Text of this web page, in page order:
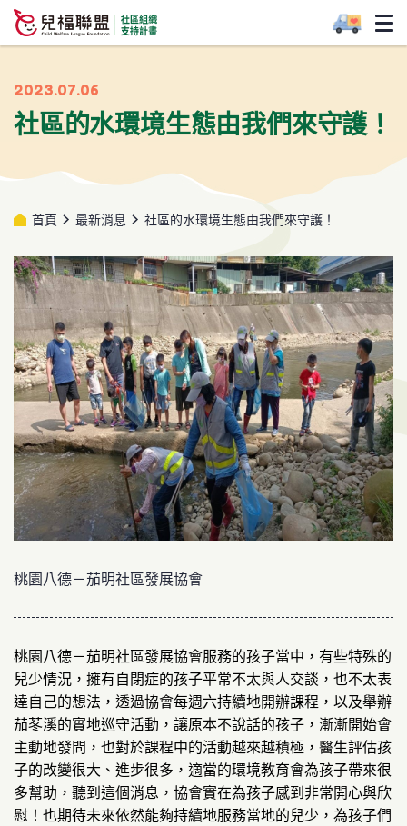
2023.07.06
社區的水環境生態由我們來守護！
首頁 最新消息 社區的水環境生態由我們來守護！
桃園八德－茄明社區發展協會
桃園八德－茄明社區發展協會服務的孩子當中，有些特殊的
兒少情況，擁有自閉症的孩子平常不太與人交談，也不太表
達自己的想法，透過協會每週六持續地開辦課程，以及舉辦
茄苳溪的實地巡守活動，讓原本不說話的孩子，漸漸開始會
主動地發問，也對於課程中的活動越來越積極，醫生評估孩
子的改變很大、進步很多，適當的環境教育會為孩子帶來很
多幫助，聽到這個消息，協會實在為孩子感到非常開心與欣
慰！也期待未來依然能夠持續地服務當地的兒少，為孩子們